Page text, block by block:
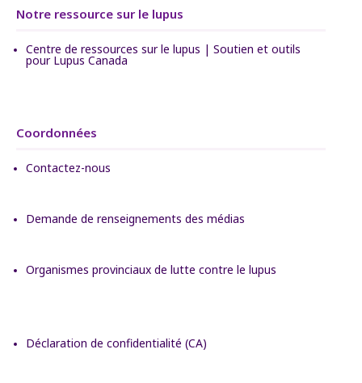
Notre ressource sur le lupus
Centre de ressources sur le lupus | Soutien et outils
pour Lupus Canada
Coordonnées
Contactez-nous
Demande de renseignements des médias
Organismes provinciaux de lutte contre le lupus
Déclaration de confidentialité (CA)